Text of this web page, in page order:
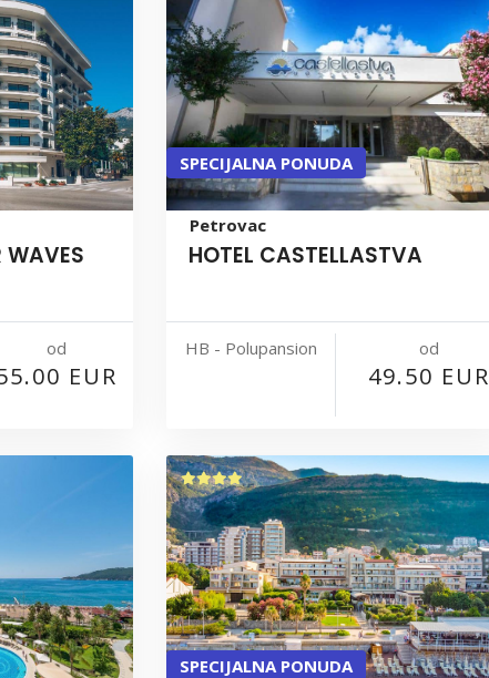
WAVES
od
EUR
SPECIJALNA PONUDA
Petrovac
HOTEL CASTELLASTVA
HB - Polupansion od
49.50 EUR
SPECIJALNA PONUDA